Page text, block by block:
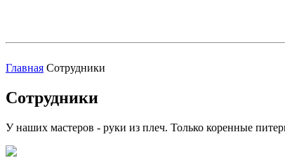
Главная Сотрудники
Сотрудники
У наших мастеров - руки из плеч. Только коренные